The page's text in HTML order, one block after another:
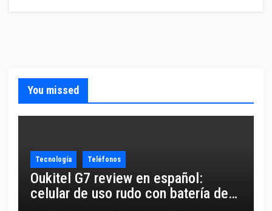
You missed
Tecnología Teléfonos
Oukitel G7 review en español:
celular de uso rudo con batería de